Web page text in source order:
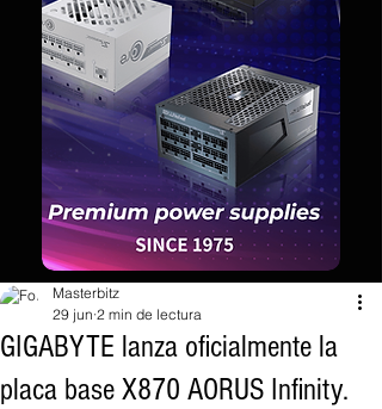
GIGABYTE lanza oficialmente la
placa base X870 AORUS Infinity.
Masterbitz
29 jun 2 min de lectura